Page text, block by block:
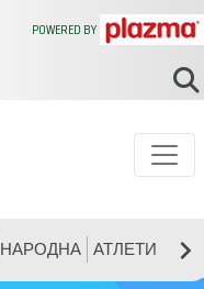
НАРОДНА АТЛЕТИКА
POWERED BY